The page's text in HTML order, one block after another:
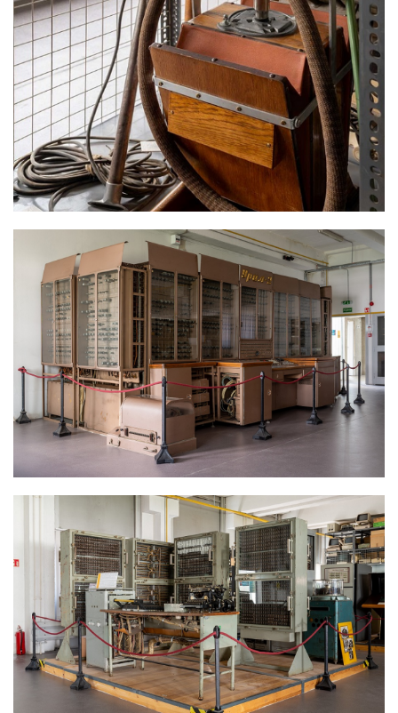
PORSZÍVÓ
SZÁMÍTÓGÉP
SZÁMÍTÓGÉP.